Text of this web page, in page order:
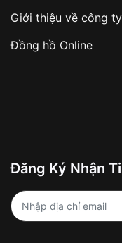
hàng
Số tiền còn
✔️ Đảm bảo
✔️ Hạn chế
Từ khóa SEO:
Giới thiệu về công ty
Đồng hồ Online
Đăng Ký Nhận